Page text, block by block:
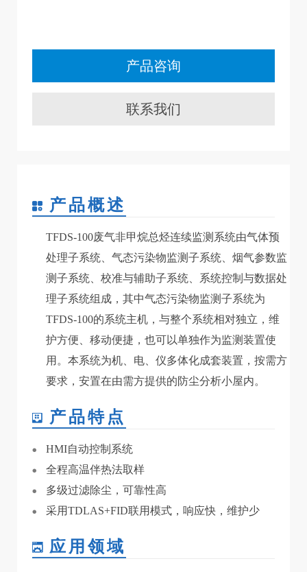
产品咨询
联系我们
产品概述
TFDS-100废气非甲烷总烃连续监测系统由气体预
处理子系统、气态污染物监测子系统、烟气参数监
测子系统、校准与辅助子系统、系统控制与数据处
理子系统组成，其中气态污染物监测子系统为
TFDS-100的系统主机，与整个系统相对独立，维
护方便、移动便捷，也可以单独作为监测装置使
用。本系统为机、电、仪多体化成套装置，按需方
要求，安置在由需方提供的防尘分析小屋内。
产品特点
HMI自动控制系统
全程高温伴热法取样
多级过滤除尘，可靠性高
采用TDLAS+FID联用模式，响应快，维护少
应用领域